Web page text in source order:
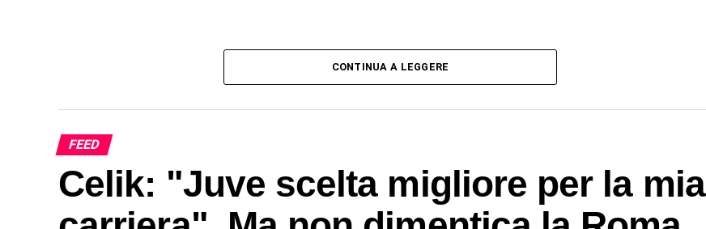
CONTINUA A LEGGERE
FEED
Celik: "Juve scelta migliore per la mia